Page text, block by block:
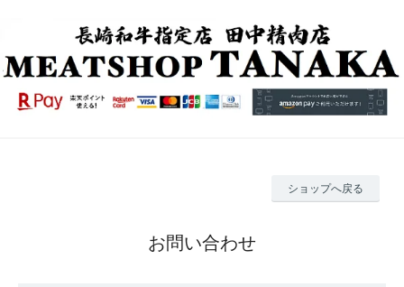
ショップへ戻る
お問い合わせ